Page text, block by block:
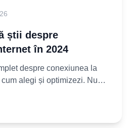
știi despre
în 2024
despre conexiunea la
alegi și optimizezi. Nu
stabilă! Află acum totul